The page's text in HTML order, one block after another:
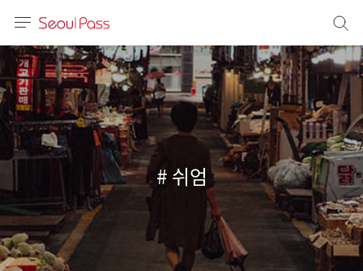
体)
文 (台灣)
# 쉬엄